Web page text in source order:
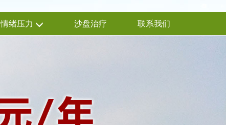
情绪压力 沙盘治疗 联系我们